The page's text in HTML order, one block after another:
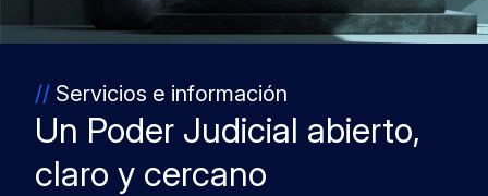
// Servicios e información
Un Poder Judicial abierto,
claro y cercano